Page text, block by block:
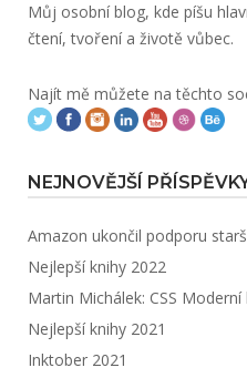
Můj osobní blog, kde píšu
čtení, tvoření a životě vůbec.
Najít mě můžete na těchto
NEJNOVĚJŠÍ
Amazon ukončil podporu
Nejlepší knihy 2022
Martin Michálek: CSS
Nejlepší knihy 2021
Inktober 2021